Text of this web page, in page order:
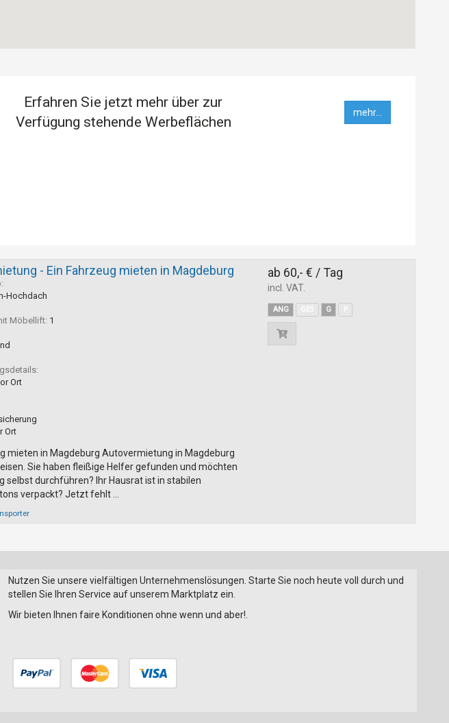
Erfahren Sie jetzt mehr über zur
Verfügung stehende Werbeflächen
mehr...
- Ein Fahrzeug mieten in Magdeburg
Hochdach
Möbellift: 1
Ort
Ort
mieten in Magdeburg Autovermietung in Magdeburg
Sie haben fleißige Helfer gefunden und möchten
selbst durchführen? Ihr Hausrat ist in stabilen
verpackt? Jetzt fehlt ...
ab 60,- € / Tag
incl. VAT.
ANG G
Nutzen Sie unsere vielfältigen Unternehmenslösungen. Starte Sie noch heute voll durch und
stellen Sie Ihren Service auf unserem Marktplatz ein.
Wir bieten Ihnen faire Konditionen ohne wenn und aber!.